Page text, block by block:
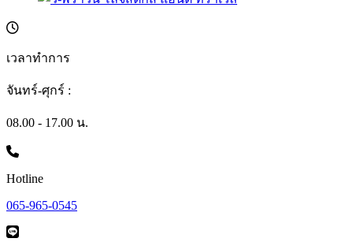
เวลาทำการ
จันทร์-ศุกร์ :
08.00 - 17.00 น.
Hotline
065-965-0545